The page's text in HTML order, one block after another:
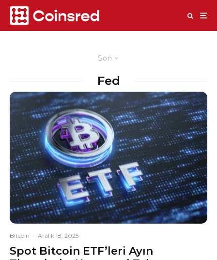
Son
Fed
Bitcoin · Aralık 18, 2025
Spot Bitcoin ETF’leri Ayın